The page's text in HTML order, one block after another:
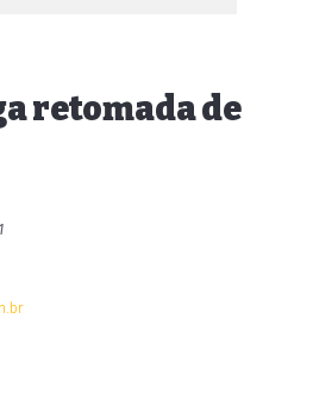
retomada de